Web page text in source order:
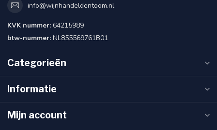
info@wijnhandeldentoom.nl
KVK nummer: 64215989
btw-nummer: NL855569761B01
Categorieën
Informatie
Mijn account